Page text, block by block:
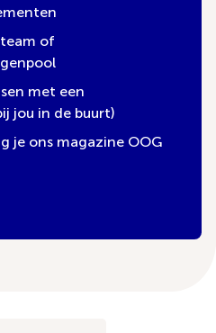
of
met een
jou in de buurt)
je ons magazine OOG